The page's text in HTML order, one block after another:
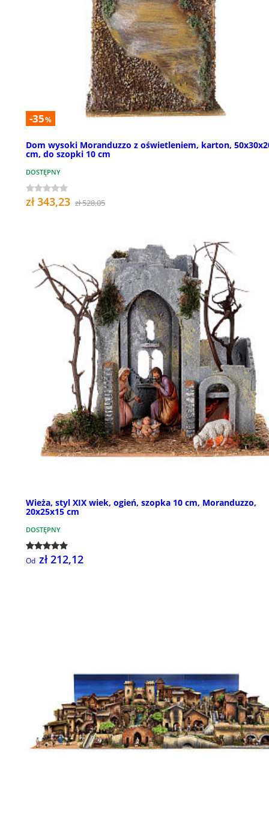
-35%
Dom wysoki Moranduzzo z oświetleniem, karton,
cm, do szopki 10 cm
DOSTĘPNY
zł 343,23 zł 528,05
Wieża, styl XIX wiek, ogień, szopka 10 cm, Moranduzzo,
20x25x15 cm
DOSTĘPNY
Od zł 212,12